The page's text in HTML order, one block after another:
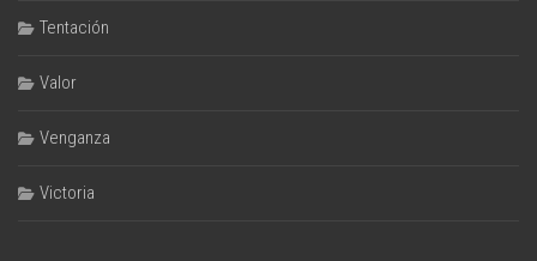
Tentación
Valor
Venganza
Victoria